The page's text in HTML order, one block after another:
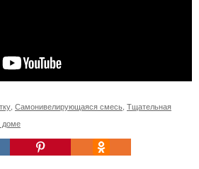
Самонивелирующаяся смесь Тщательная
доме